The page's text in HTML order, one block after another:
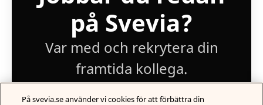
på Svevia?
Var med och rekrytera din
framtida kollega.
På svevia.se använder vi cookies för att förbättra din